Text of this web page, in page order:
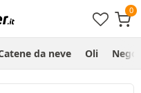
da neve Oli